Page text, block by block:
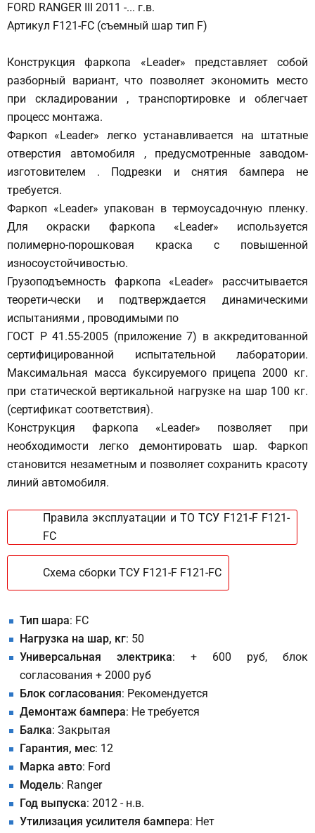
FORD RANGER III 2011 -... г.в.
Артикул F121-FC (съемный шар тип F)
Конструкция фаркопа «Leader» представляет собой
разборный вариант, что позволяет экономить место
при складировании , транспортировке и облегчает
процесс монтажа.
Фаркоп «Leader» легко устанавливается на штатные
отверстия автомобиля , предусмотренные заводом-
изготовителем . Подрезки и снятия бампера не
требуется.
Фаркоп «Leader» упакован в термоусадочную пленку.
Для окраски фаркопа «Leader» используется
полимерно-порошковая краска с повышенной
износоустойчивостью.
Грузоподъемность фаркопа «Leader» рассчитывается
теорети-чески и подтверждается динамическими
испытаниями , проводимыми по
ГОСТ Р 41.55-2005 (приложение 7) в аккредитованной
сертифицированной испытательной лаборатории.
Максимальная масса буксируемого прицепа 2000 кг.
при статической вертикальной нагрузке на шар 100 кг.
(сертификат соответствия).
Конструкция фаркопа «Leader» позволяет при
необходимости легко демонтировать шар. Фаркоп
становится незаметным и позволяет сохранить красоту
линий автомобиля.
Правила эксплуатации и ТО ТСУ F121-F F121-
FC
Схема сборки ТСУ F121-F F121-FC
Тип шара: FC
Нагрузка на шар, кг: 50
Универсальная электрика: + 600 руб, блок
согласования + 2000 руб
Блок согласования: Рекомендуется
Демонтаж бампера: Не требуется
Балка: Закрытая
Гарантия, мес: 12
Марка авто: Ford
Модель: Ranger
Год выпуска: 2012 - н.в.
Утилизация усилителя бампера: Нет